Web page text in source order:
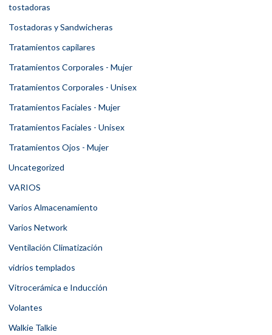
tostadoras
Tostadoras y Sandwicheras
Tratamientos capilares
Tratamientos Corporales - Mujer
Tratamientos Corporales - Unisex
Tratamientos Faciales - Mujer
Tratamientos Faciales - Unisex
Tratamientos Ojos - Mujer
Uncategorized
VARIOS
Varios Almacenamiento
Varios Network
Ventilación Climatización
vidrios templados
Vitrocerámica e Inducción
Volantes
Walkie Talkie